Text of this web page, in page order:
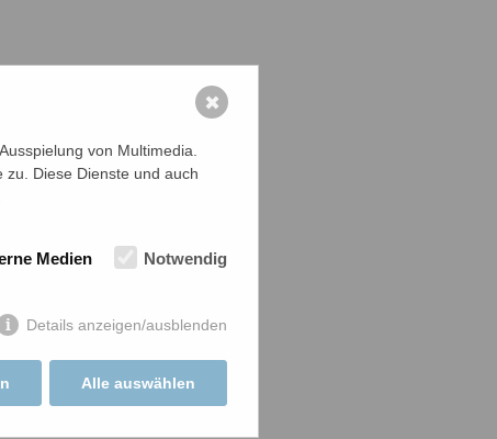
von Multimedia.
Diese Dienste und auch
Medien Notwendig
Details anzeigen/ausblenden
Alle auswählen
✖